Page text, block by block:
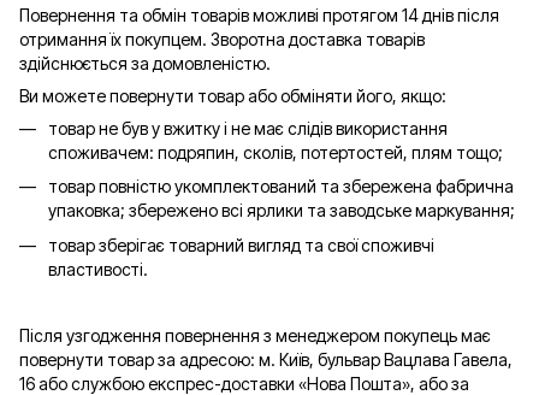
Повернення та обмін товарів можливі протягом 14 днів після
отримання їх покупцем. Зворотна доставка товарів
здійснюється за домовленістю.
Ви можете повернути товар або обміняти його, якщо:
товар не був у вжитку і не має слідів використання
споживачем: подряпин, сколів, потертостей, плям тощо;
товар повністю укомплектований та збережена фабрична
упаковка; збережено всі ярлики та заводське маркування;
товар зберігає товарний вигляд та свої споживчі
властивості.
Після узгодження повернення з менеджером покупець має
повернути товар за адресою: м. Київ, бульвар Вацлава Гавела,
16 або службою експрес-доставки «Нова Пошта», або за